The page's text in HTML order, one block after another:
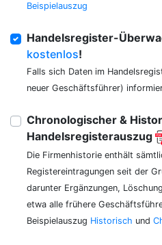
Beispielauszug
Handelsregister-
kostenlos!
Falls sich Daten im
neuer Geschäftsführer)
Chronologischer &
Handelsregisterauszug
Die Firmenhistorie enthält
Registereintragungen seit der
darunter Ergänzungen,
etwa alle frühere
Beispielauszug Historisch und